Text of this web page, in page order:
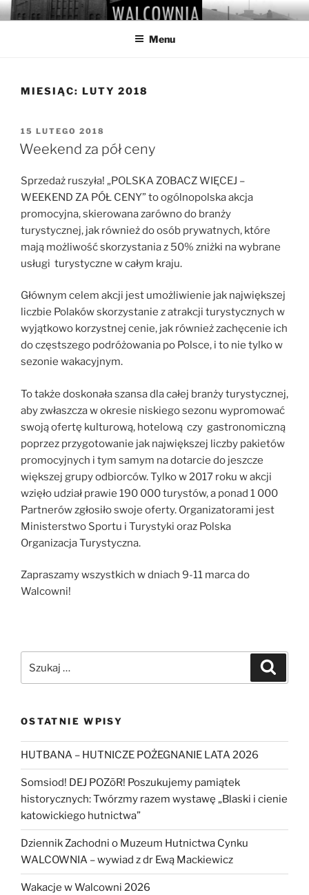
Przejdź
do
WALCOWNIA
Muzeum Hutnictwa Cynku
Menu
MIESIĄC: LUTY 2018
OPUBLIKOWANE
W
15 LUTEGO 2018
Weekend za pół ceny
Sprzedaż ruszyła! „POLSKA ZOBACZ WIĘCEJ –
WEEKEND ZA PÓŁ CENY” to ogólnopolska akcja
promocyjna, skierowana zarówno do branży
turystycznej, jak również do osób prywatnych, które
mają możliwość skorzystania z 50% zniżki na wybrane
usługi turystyczne w całym kraju.
Głównym celem akcji jest umożliwienie jak największej
liczbie Polaków skorzystanie z atrakcji turystycznych w
wyjątkowo korzystnej cenie, jak również zachęcenie ich
do częstszego podróżowania po Polsce, i to nie tylko w
sezonie wakacyjnym.
To także doskonała szansa dla całej branży turystycznej,
aby zwłaszcza w okresie niskiego sezonu wypromować
swoją ofertę kulturową, hotelową czy gastronomiczną
poprzez przygotowanie jak największej liczby pakietów
promocyjnych i tym samym na dotarcie do jeszcze
większej grupy odbiorców. Tylko w 2017 roku w akcji
wzięło udział prawie 190 000 turystów, a ponad 1 000
Partnerów zgłosiło swoje oferty. Organizatorami jest
Ministerstwo Sportu i Turystyki oraz Polska
Organizacja Turystyczna.
Zapraszamy wszystkich w dniach 9-11 marca do
Walcowni!
OSTATNIE WPISY
HUTBANA – HUTNICZE POŻEGNANIE LATA 2026
Somsiod! DEJ POZōR! Poszukujemy pamiątek
historycznych: Twórzmy razem wystawę „Blaski i cienie
katowickiego hutnictwa”
Dziennik Zachodni o Muzeum Hutnictwa Cynku
WALCOWNIA – wywiad z dr Ewą Mackiewicz
Wakacje w Walcowni 2026